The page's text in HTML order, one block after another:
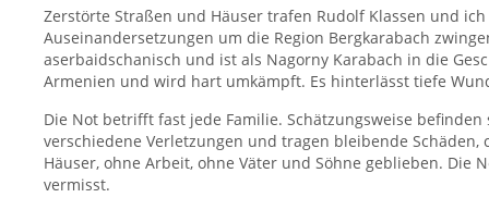
Zerstörte Straßen und Häuser trafen Rudolf Klassen und
Auseinandersetzungen um die Region Bergkarabach
aserbaidschanisch und ist als Nagorny Karabach in die
Armenien und wird hart umkämpft. Es hinterlässt tiefe
Die Not betrifft fast jede Familie. Schätzungsweise
verschiedene Verletzungen und tragen bleibende
Häuser, ohne Arbeit, ohne Väter und Söhne geblieben.
vermisst.